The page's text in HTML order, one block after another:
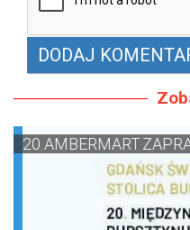
20. AMBERMART